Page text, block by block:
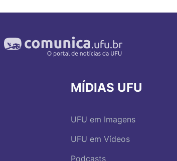
MÍDIAS UFU
UFU em Imagens
UFU em Vídeos
Podcasts